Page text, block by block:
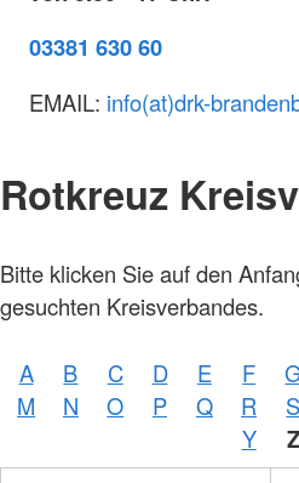
03381 630 60
EMAIL: info(at)drk-
Rotkreuz
Bitte klicken Sie auf den
gesuchten Kreisverbandes.
A B C D E F G
M
N O P Q R S
Y
Z